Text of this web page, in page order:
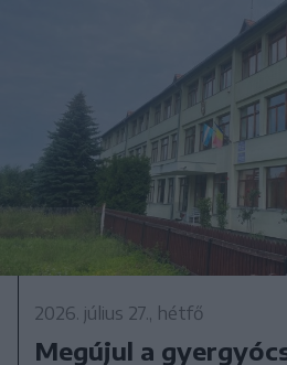
2026. július 27., hétfő
Megújul a